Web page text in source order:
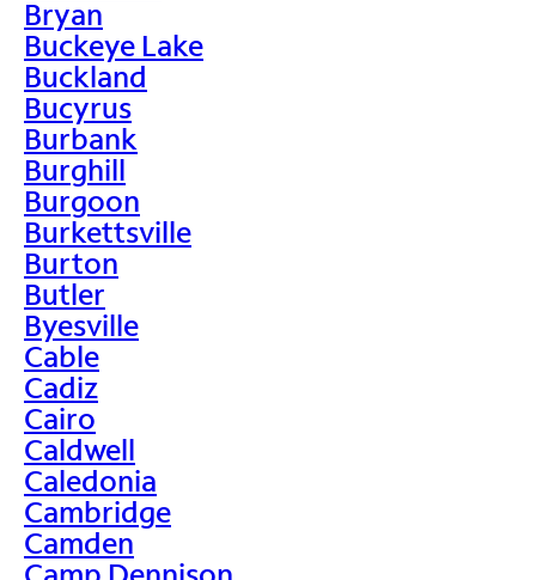
Bryan
Buckeye Lake
Buckland
Bucyrus
Burbank
Burghill
Burgoon
Burkettsville
Burton
Butler
Byesville
Cable
Cadiz
Cairo
Caldwell
Caledonia
Cambridge
Camden